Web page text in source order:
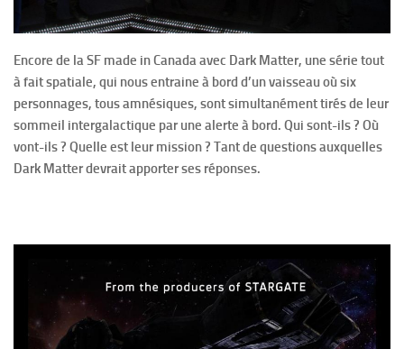
Encore de la SF made in Canada avec Dark Matter, une série tout
à fait spatiale, qui nous entraine à bord d’un vaisseau où six
personnages, tous amnésiques, sont simultanément tirés de leur
sommeil intergalactique par une alerte à bord. Qui sont-ils ? Où
vont-ils ? Quelle est leur mission ? Tant de questions auxquelles
Dark Matter devrait apporter ses réponses.